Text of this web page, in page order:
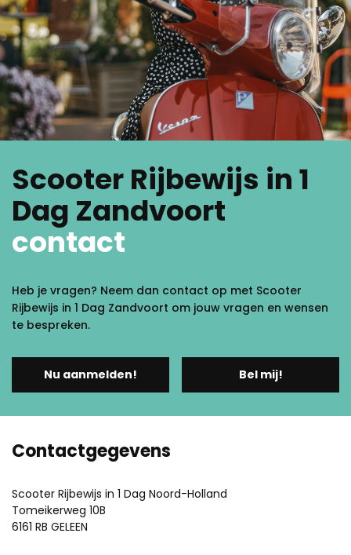
Scooter Rijbewijs in 1
Dag Zandvoort
contact
Heb je vragen? Neem dan contact op met Scooter
Rijbewijs in 1 Dag Zandvoort om jouw vragen en wensen
te bespreken.
Nu aanmelden! Bel mij!
Contactgegevens
Scooter Rijbewijs in 1 Dag Noord-Holland
Tomeikerweg 10B
6161 RB GELEEN